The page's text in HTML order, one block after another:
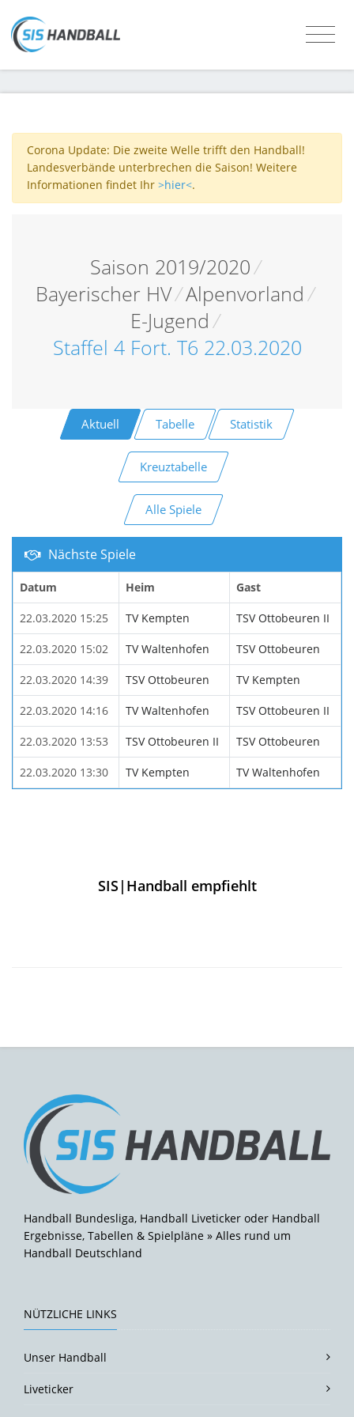
Corona Update: Die zweite Welle trifft den Handball!
Landesverbände unterbrechen die Saison! Weitere
Informationen findet Ihr >hier<.
Saison 2019/2020/
Bayerischer HV/Alpenvorland /
E-Jugend /
Staffel 4 Fort. T6 22.03.2020
Aktuell Tabelle Statistik
Kreuztabelle
Alle Spiele
Nächste Spiele
Datum Heim Gast
22.03.2020 15:25 TV Kempten TSV Ottobeuren II
22.03.2020 15:02 TV Waltenhofen TSV Ottobeuren
22.03.2020 14:39 TSV Ottobeuren TV Kempten
22.03.2020 14:16 TV Waltenhofen TSV Ottobeuren II
22.03.2020 13:53 TSV Ottobeuren II TSV Ottobeuren
22.03.2020 13:30 TV Kempten TV Waltenhofen
SIS|Handball empfiehlt
Handball Bundesliga, Handball Liveticker oder Handball
Ergebnisse, Tabellen & Spielpläne » Alles rund um
Handball Deutschland
NÜTZLICHE LINKS
Unser Handball
Liveticker